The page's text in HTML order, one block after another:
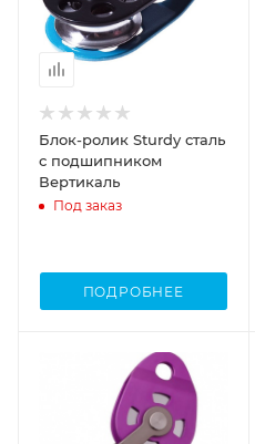
Блок-ролик Sturdy сталь
с подшипником
Вертикаль
Под заказ
ПОДРОБНЕЕ